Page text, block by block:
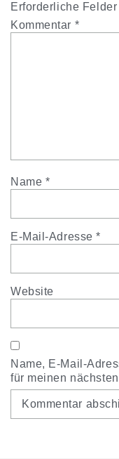
Erforderliche
Kommentar *
Name *
E-Mail-Adresse*
Website
Name, E-Mail-
für meinen